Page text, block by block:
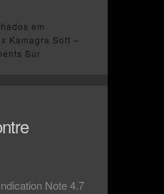
em
Kamagra Soft –
Sur
Note 4.7